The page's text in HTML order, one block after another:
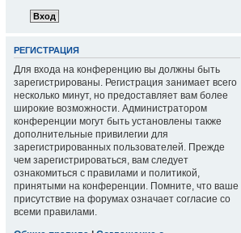
РЕГИСТРАЦИЯ
Для входа на конференцию вы должны быть
зарегистрированы. Регистрация занимает всего
несколько минут, но предоставляет вам более
широкие возможности. Администратором
конференции могут быть установлены также
дополнительные привилегии для
зарегистрированных пользователей. Прежде
чем зарегистрироваться, вам следует
ознакомиться с правилами и политикой,
принятыми на конференции. Помните, что ваше
присутствие на форумах означает согласие со
всеми правилами.